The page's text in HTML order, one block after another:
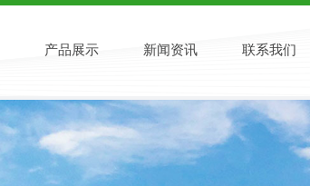
产品展示 新闻资讯 联系我们